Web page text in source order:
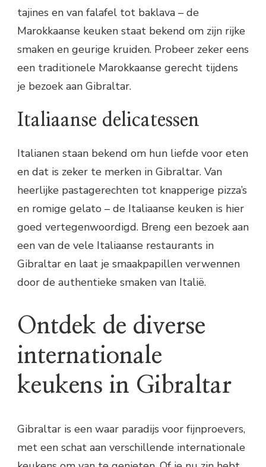
tajines en van falafel tot baklava – de
Marokkaanse keuken staat bekend om zijn rijke
smaken en geurige kruiden. Probeer zeker eens
een traditionele Marokkaanse gerecht tijdens
je bezoek aan Gibraltar.
Italiaanse delicatessen
Italianen staan ​​bekend om hun liefde voor eten
en dat is zeker te merken in Gibraltar. Van
heerlijke pastagerechten tot knapperige pizza’s
en romige gelato – de Italiaanse keuken is hier
goed vertegenwoordigd. Breng een bezoek aan
een van de vele Italiaanse restaurants in
Gibraltar en laat je smaakpapillen verwennen
door de authentieke smaken van Italië.
Ontdek de diverse
internationale
keukens in Gibraltar
Gibraltar is een waar paradijs voor fijnproevers,
met een schat aan verschillende internationale